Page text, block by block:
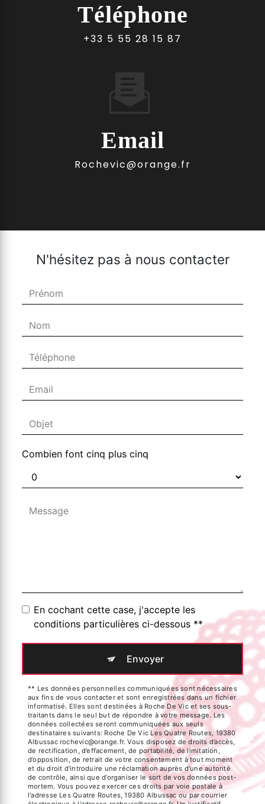
Téléphone
+33 5 55 28 15 87
Email
rochevic@orange.fr
N'hésitez pas à nous contacter
Combien font cinq plus cinq
En cochant cette case, j'accepte les
conditions particulières ci-dessous **
Envoyer
** Les données personnelles communiquées sont nécessaires
aux fins de vous contacter et sont enregistrées dans un fichier
informatisé. Elles sont destinées à Roche De Vic et ses sous-
traitants dans le seul but de répondre à votre message. Les
données collectées seront communiquées aux seuls
destinataires suivants: Roche De Vic Les Quatre Routes, 19380
Albussac rochevic@orange.fr. Vous disposez de droits d’accès,
de rectification, d’effacement, de portabilité, de limitation,
d’opposition, de retrait de votre consentement à tout moment
et du droit d’introduire une réclamation auprès d’une autorité
de contrôle, ainsi que d’organiser le sort de vos données post-
mortem. Vous pouvez exercer ces droits par voie postale à
l'adresse Les Quatre Routes, 19380 Albussac ou par courrier